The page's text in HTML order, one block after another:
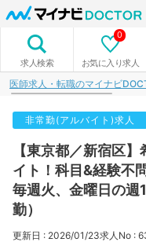
求人検索 お気に入り求人
0
医師求人・転職のマイナビ
非常勤(アルバイト)求人
【東京都／新宿区
イト！科目&経験
毎週火、金曜日の週
勤）
更新日 : 2026/01/23求人No :